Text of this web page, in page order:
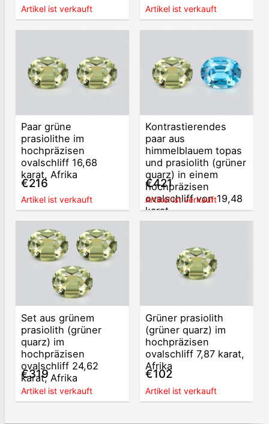
Artikel ist verkauft Artikel ist verkauft
Paar grüne
prasiolithe im
hochpräzisen
ovalschliff 16,68
karat, Afrika
€216
Artikel ist verkauft
Kontrastierendes
paar aus
himmelblauem topas
und prasiolith (grüner
quarz) in einem
hochpräzisen
ovalschliff von 19,48
karat
€421
Artikel ist verkauft
Set aus grünem
prasiolith (grüner
quarz) im
hochpräzisen
ovalschliff 24,62
karat, Afrika
€319
Artikel ist verkauft
Grüner prasiolith
(grüner quarz) im
hochpräzisen
ovalschliff 7,87 karat,
Afrika
€102
Artikel ist verkauft